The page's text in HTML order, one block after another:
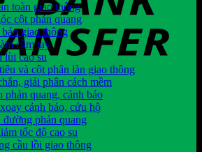
toàn giao thông
cột phản quang
giao thông
cầm tay
lùi cao su
và cột phân làn giao thông
giải phân cách mềm
phản quang, cảnh báo
cảnh báo, cứu hộ
phản quang
tốc độ cao su
cầu lồi giao thông